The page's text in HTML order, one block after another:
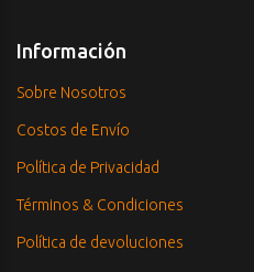
Información
Sobre Nosotros
Costos de Envío
Política de Privacidad
Términos & Condiciones
Política de devoluciones